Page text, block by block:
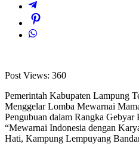
Post Views: 360
Pemerintah Kabupaten Lampung
Menggelar Lomba Mewarnai
Pengubuan dalam Rangka
“Mewarnai Indonesia dengan
Hati, Kampung Lempuyang